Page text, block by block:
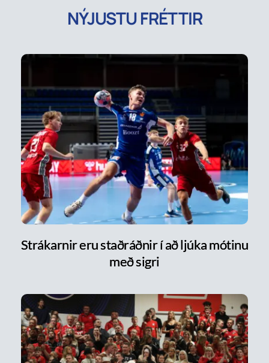
NÝJUSTU FRÉTTIR
Strákarnir eru staðráðnir í að ljúka mótinu
með sigri